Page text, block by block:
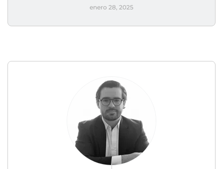
enero 28, 2025